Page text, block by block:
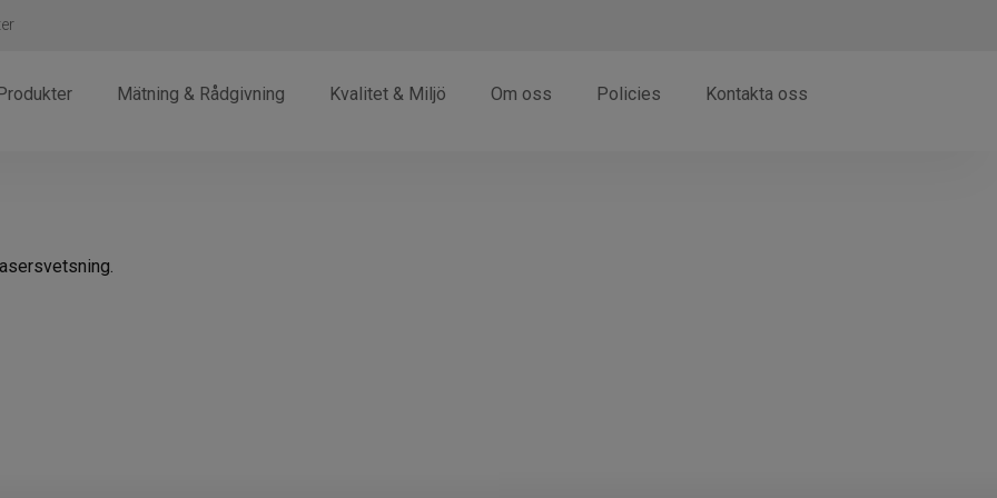
Mätning & Rådgivning Kvalitet & Miljö Om oss Policies Kontakta oss